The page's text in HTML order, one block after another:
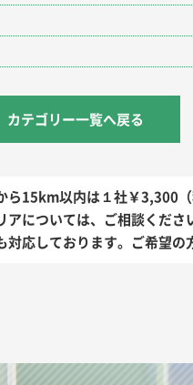
カテゴリー一覧へ戻る
ら15km以内は１社￥3,300
アについては、ご相談くださ
対応しております。ご希望